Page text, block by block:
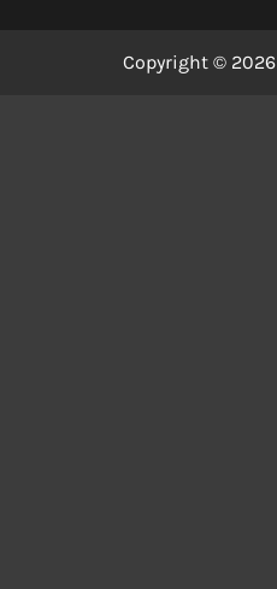
Copyright © 2026